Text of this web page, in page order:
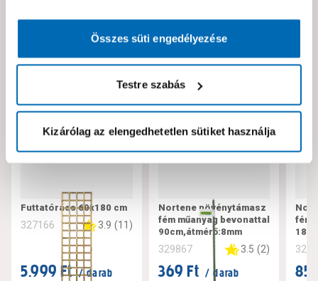
Összes süti engedélyezése
Testre szabás
Kizárólag az elengedhetetlen sütiket használja
Neked ajánljuk!
Futtatórács 60x180 cm
327166 3.9 (11)
5.999 Ft / darab
Nortene növénytámasz
fém műanyag bevonattal
90cm,átmérő:8mm
329867 3.5 (2)
369 Ft / darab
fém